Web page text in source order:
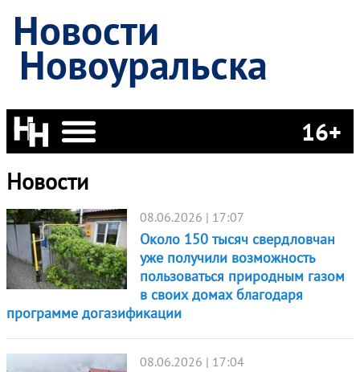
Новости
Новоуральска
16+
Новости
08.06.2026 | 17:07
Около 150 тысяч свердловчан
уже получили возможность
пользоваться природным газом
в своих домах благодаря
программе догазификации
08.06.2026 | 17:04